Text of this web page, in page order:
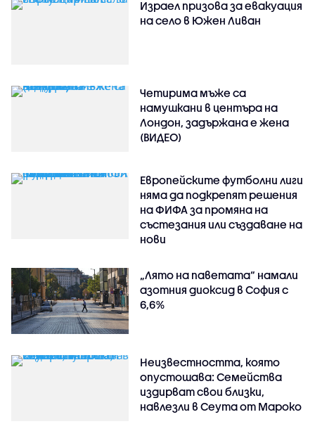
Израел призова за евакуация
на село в Южен Ливан
Четирима мъже са
намушкани в центъра на
Лондон, задържана е жена
(ВИДЕО)
Европейските футболни лиги
няма да подкрепят решения
на ФИФА за промяна на
състезания или създаване на
нови
„Лято на паветата“ намали
азотния диоксид в София с
6,6%
Неизвестността, която
опустошава: Семейства
издирват свои близки,
навлезли в Сеута от Мароко